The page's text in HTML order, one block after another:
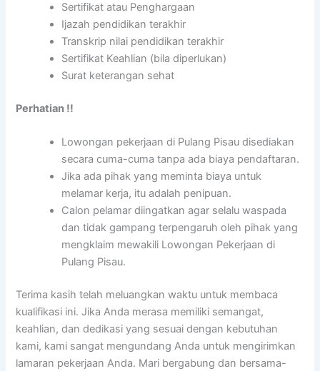
Sertifikat atau Penghargaan
Ijazah pendidikan terakhir
Transkrip nilai pendidikan terakhir
Sertifikat Keahlian (bila diperlukan)
Surat keterangan sehat
Perhatian !!
Lowongan pekerjaan di Pulang Pisau disediakan
secara cuma-cuma tanpa ada biaya pendaftaran.
Jika ada pihak yang meminta biaya untuk
melamar kerja, itu adalah penipuan.
Calon pelamar diingatkan agar selalu waspada
dan tidak gampang terpengaruh oleh pihak yang
mengklaim mewakili Lowongan Pekerjaan di
Pulang Pisau.
Terima kasih telah meluangkan waktu untuk membaca
kualifikasi ini. Jika Anda merasa memiliki semangat,
keahlian, dan dedikasi yang sesuai dengan kebutuhan
kami, kami sangat mengundang Anda untuk mengirimkan
lamaran pekerjaan Anda. Mari bergabung dan bersama-